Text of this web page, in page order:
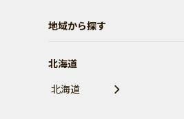
地域から探す
北海道
北海道